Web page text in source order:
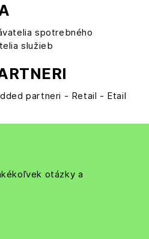
spotrebného
služieb
partneri - Retail - Etail
otázky a